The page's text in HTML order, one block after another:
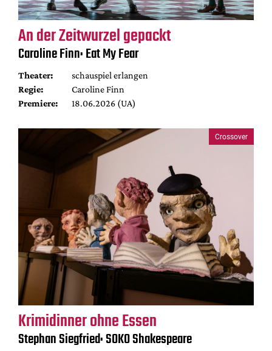
An der Zeitwurzel gepackt
Caroline Finn: Eat My Fear
Theater:
schauspiel erlangen
Regie:
Caroline Finn
Premiere:
18.06.2026 (UA)
Crossover
Krimidinner ohne Essen
Stephan Siegfried: SOKO Shakespeare